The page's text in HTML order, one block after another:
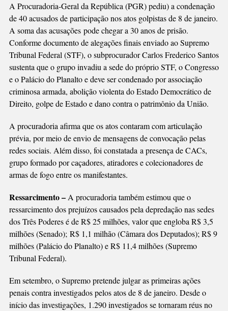
PELO
8
DE
JANEIRO
A Procuradoria-Geral da República (PGR) pediu) a condenação
de 40 acusados de participação nos atos golpistas de 8 de janeiro.
A soma das acusações pode chegar a 30 anos de prisão.
Conforme documento de alegações finais enviado ao Supremo
Tribunal Federal (STF), o subprocurador Carlos Frederico Santos
sustenta que o grupo invadiu a sede do próprio STF, o Congresso
e o Palácio do Planalto e deve ser condenado por associação
criminosa armada, abolição violenta do Estado Democrático de
Direito, golpe de Estado e dano contra o patrimônio da União.
A procuradoria afirma que os atos contaram com articulação
prévia, por meio de envio de mensagens de convocação pelas
redes sociais. Além disso, foi constatada a presença de CACs,
grupo formado por caçadores, atiradores e colecionadores de
armas de fogo entre os manifestantes.
Ressarcimento –A procuradoria também estimou que o
ressarcimento dos prejuízos causados pela depredação nas sedes
dos Três Poderes é de R$ 25 milhões, valor que engloba R$ 3,5
milhões (Senado); R$ 1,1 milhão (Câmara dos Deputados); R$ 9
milhões (Palácio do Planalto) e R$ 11,4 milhões (Supremo
Tribunal Federal).
Em setembro, o Supremo pretende julgar as primeiras ações
penais contra investigados pelos atos de 8 de janeiro. Desde o
início das investigações, 1.290 investigados se tornaram réus no